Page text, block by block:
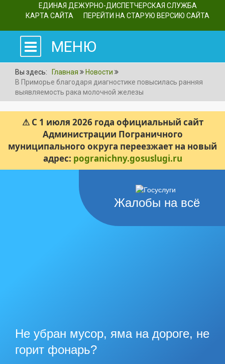
ЕДИНАЯ ДЕЖУРНО-ДИСПЕТЧЕРСКАЯ СЛУЖБА
КАРТА САЙТА
ПЕРЕЙТИ НА СТАРУЮ ВЕРСИЮ САЙТА
МЕНЮ
Вы здесь: Главная
Новости
В Приморье благодаря диагностике повысилась ранняя
выявляемость рака молочной железы
⚠ С 1 июля 2026 года официальный сайт
Администрации Пограничного
муниципального округа переезжает на новый
адрес: pogranichny.gosuslugi.ru
Жалобы на всё
Не убран мусор, яма на дороге, не
горит фонарь?